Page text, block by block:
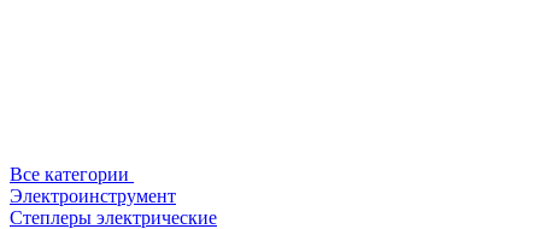
Все категории
Электроинструмент
Степлеры электрические